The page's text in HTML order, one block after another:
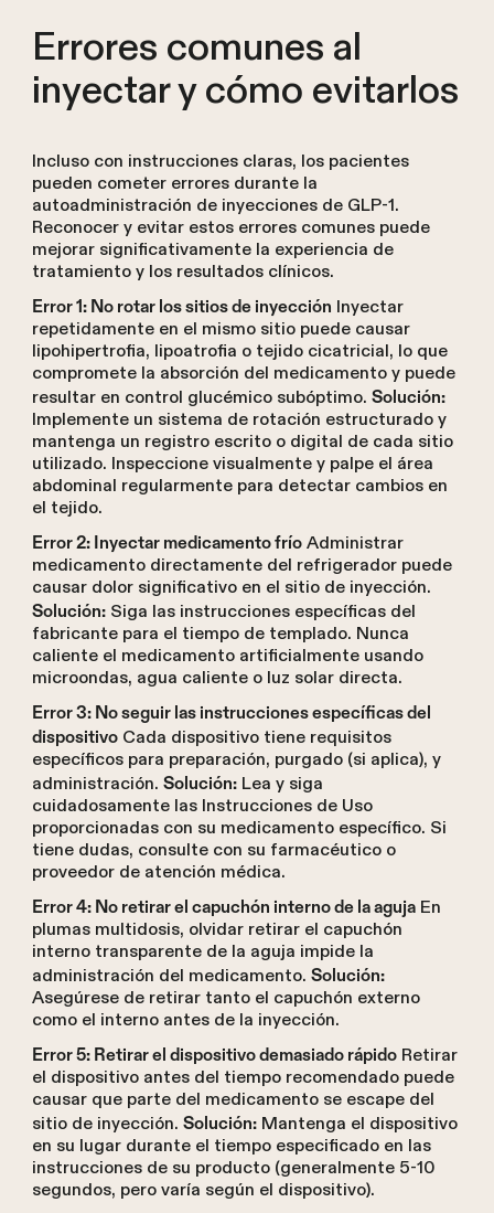
Errores comunes al
inyectar y cómo evitarlos
Incluso con instrucciones claras, los pacientes
pueden cometer errores durante la
autoadministración de inyecciones de GLP-1.
Reconocer y evitar estos errores comunes puede
mejorar significativamente la experiencia de
tratamiento y los resultados clínicos.
Error 1: No rotar los sitios de inyección Inyectar
repetidamente en el mismo sitio puede causar
lipohipertrofia, lipoatrofia o tejido cicatricial, lo que
compromete la absorción del medicamento y puede
resultar en control glucémico subóptimo. Solución:
Implemente un sistema de rotación estructurado y
mantenga un registro escrito o digital de cada sitio
utilizado. Inspeccione visualmente y palpe el área
abdominal regularmente para detectar cambios en
el tejido.
Error 2: Inyectar medicamento fríoAdministrar
medicamento directamente del refrigerador puede
causar dolor significativo en el sitio de inyección.
Solución:Siga las instrucciones específicas del
fabricante para el tiempo de templado. Nunca
caliente el medicamento artificialmente usando
microondas, agua caliente o luz solar directa.
Error 3: No seguir las instrucciones específicas del
dispositivoCada dispositivo tiene requisitos
específicos para preparación, purgado (si aplica), y
administración. Solución:Lea y siga
cuidadosamente las Instrucciones de Uso
proporcionadas con su medicamento específico. Si
tiene dudas, consulte con su farmacéutico o
proveedor de atención médica.
Error 4: No retirar el capuchón interno de la agujaEn
plumas multidosis, olvidar retirar el capuchón
interno transparente de la aguja impide la
administración del medicamento. Solución:
Asegúrese de retirar tanto el capuchón externo
como el interno antes de la inyección.
Error 5: Retirar el dispositivo demasiado rápidoRetirar
el dispositivo antes del tiempo recomendado puede
causar que parte del medicamento se escape del
sitio de inyección. Solución:Mantenga el dispositivo
en su lugar durante el tiempo especificado en las
instrucciones de su producto (generalmente 5-10
segundos, pero varía según el dispositivo).